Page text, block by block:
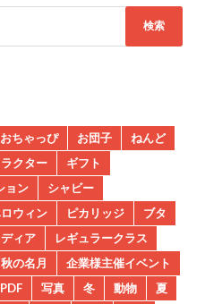
おちゃっぴ お団子
ねんど
クター
ギフト
ョン
シャビー
ウィン ピカリッジ
ブタ
ディア
レギュラークラス
の名月
企業様主催イベント
写真 冬 動物
夏